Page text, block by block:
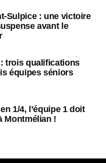
Sulpice : une victoire
avant le
trois qualifications
équipes séniors
1/4, l’équipe 1 doit
Montmélian !